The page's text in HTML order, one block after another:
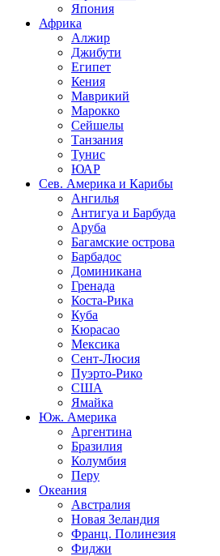
Япония
Африка
Алжир
Джибути
Египет
Кения
Маврикий
Марокко
Сейшелы
Танзания
Тунис
ЮАР
Сев. Америка и Карибы
Ангилья
Антигуа и Барбуда
Аруба
Багамские острова
Барбадос
Доминикана
Гренада
Коста-Рика
Куба
Кюрасао
Мексика
Сент-Люсия
Пуэрто-Рико
США
Ямайка
Юж. Америка
Аргентина
Бразилия
Колумбия
Перу
Океания
Австралия
Новая Зеландия
Франц. Полинезия
Фиджи